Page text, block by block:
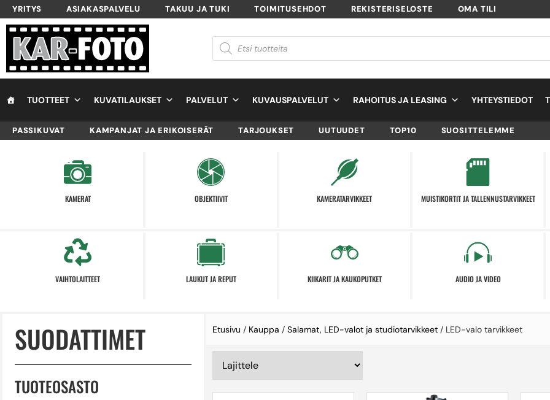
YRITYS ASIAKASPALVELU TAKUU JA TUKI TOIMITUSEHDOT REKISTERISELOSTE OMA TILI
TUOTTEET KUVATILAUKSET PALVELUT KUVAUSPALVELUT RAHOITUS JA LEASING YHTEYSTIEDOT
PASSIKUVAT KAMPANJAT JA ERIKOISERÄT TARJOUKSET UUTUUDET TOP10 SUOSITTELEMME
KAMERAT OBJEKTIIVIT KAMERATARVIKKEET MUISTIKORTIT JA TALLENNUSTARVIKKEET
VAIHTOLAITTEET LAUKUT JA REPUT KIIKARIT JA KAUKOPUTKET AUDIO JA VIDEO
SUODATTIMET
TUOTEOSASTO
Etusivu / Kauppa / Salamat, LED-valot ja studiotarvikkeet / LED-valo tarvikkeet